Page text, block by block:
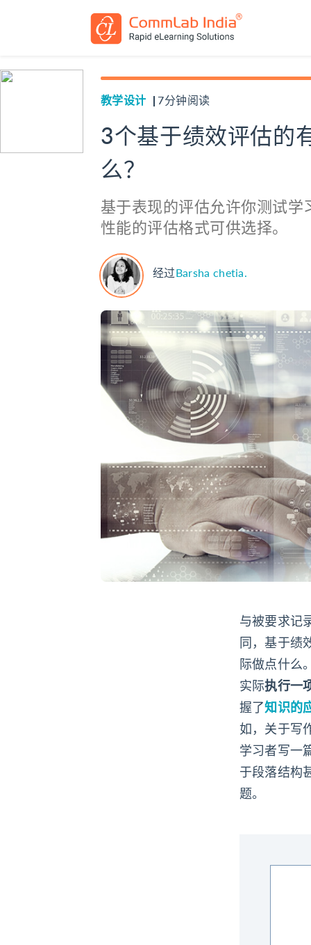
快速的网络学习
课堂到电子学习的转换
教学设计 7分钟阅读
3个基于绩效评估的
么？
基于表现的评估允许你测试
性能的评估格式可供选择。
经过Barsha chetia.
与被要求记
同，基于绩
际做点什么
实际执行一
握了知识的
如，关于写
学习者写一
于段落结构
题。